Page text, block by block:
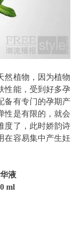
植物，因为植物
性能，受到好多孕
备有专门的孕期产
性是有限的，就会
度了，此时娇韵诗
在容易集中产生妊
液
ml